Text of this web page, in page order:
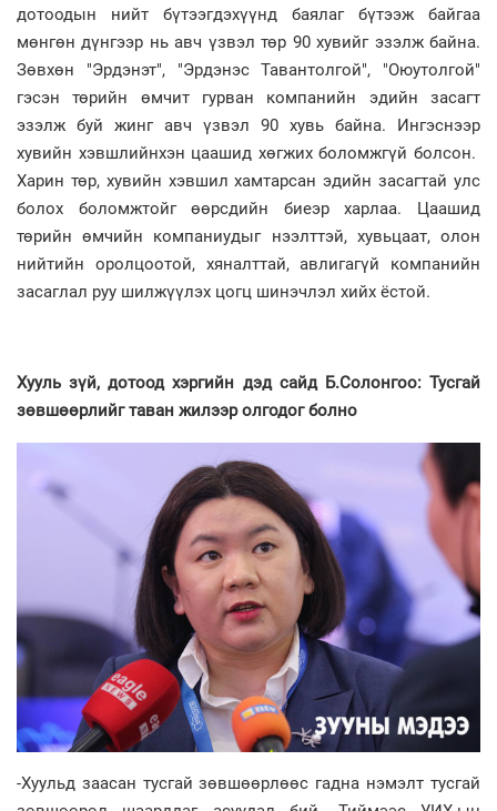
дотоодын нийт бүтээгдэхүүнд баялаг бүтээж байгаа
мөнгөн дүнгээр нь авч үзвэл төр 90 хувийг эзэлж байна.
Зөвхөн "Эрдэнэт", "Эрдэнэс Тавантолгой", "Оюутолгой"
гэсэн төрийн өмчит гурван компанийн эдийн засагт
эзэлж буй жинг авч үзвэл 90 хувь байна. Ингэснээр
хувийн хэвшлийнхэн цаашид хөгжих боломжгүй болсон.
Харин төр, хувийн хэвшил хамтарсан эдийн засагтай улс
болох боломжтойг өөрсдийн биеэр харлаа. Цаашид
төрийн өмчийн компаниудыг нээлттэй, хувьцаат, олон
нийтийн оролцоотой, хяналттай, авлигагүй компанийн
засаглал руу шилжүүлэх цогц шинэчлэл хийх ёстой.
Хууль зүй, дотоод хэргийн дэд сайд Б.Солонгоо: Тусгай
зөвшөөрлийг таван жилээр олгодог болно
-Хуульд заасан тусгай зөвшөөрлөөс гадна нэмэлт тусгай